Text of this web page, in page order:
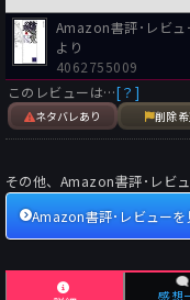
Amazon書評･レビ
より
4062755009
このレビューは…[？]
ネタバレあり 削除
その他、Amazon書評･レビ
Amazon書評･レビューを
感想